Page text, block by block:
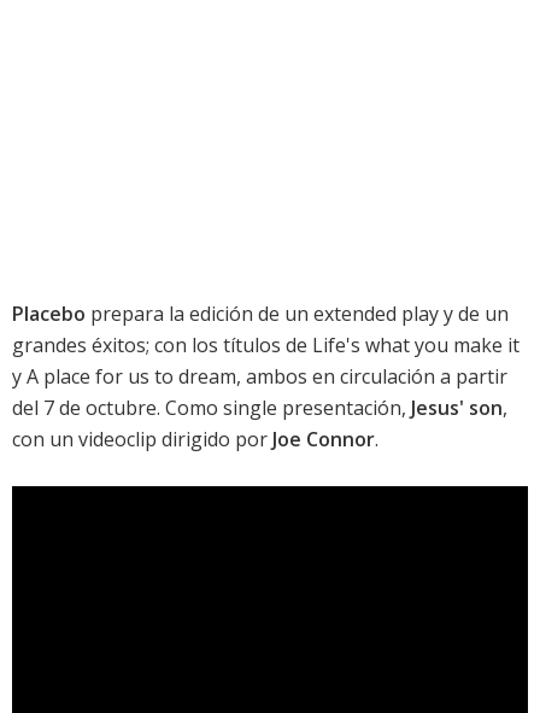
Placebo prepara la edición de un extended play y de un
grandes éxitos; con los títulos de Life's what you make it
yA place for us to dream, ambos en circulación a partir
del 7 de octubre. Como single presentación, Jesus' son,
con un videoclip dirigido por Joe Connor.